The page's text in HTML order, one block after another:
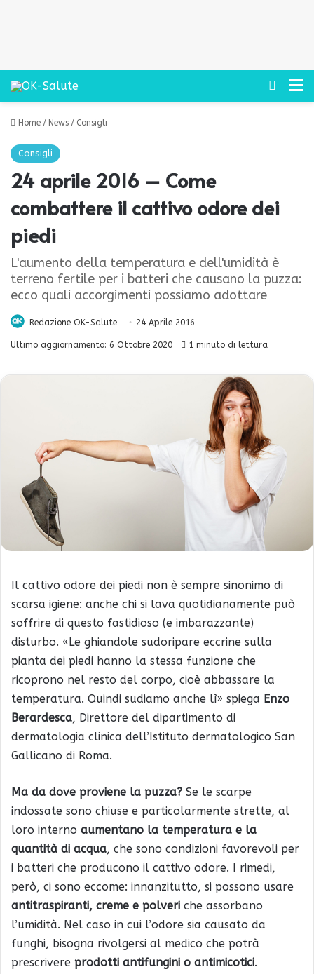
Cerca
Home / News / Consigli
Consigli
24 aprile 2016 – Come
combattere il cattivo odore dei
piedi
L'aumento della temperatura e dell'umidità è
terreno fertile per i batteri che causano la puzza:
ecco quali accorgimenti possiamo adottare
Redazione OK-Salute 24 Aprile 2016
Ultimo aggiornamento: 6 Ottobre 2020 1 minuto di lettura
Il cattivo odore dei piedi non è sempre sinonimo di
scarsa igiene: anche chi si lava quotidianamente può
soffrire di questo fastidioso (e imbarazzante)
disturbo. «Le ghiandole sudoripare eccrine sulla
pianta dei piedi hanno la stessa funzione che
ricoprono nel resto del corpo, cioè abbassare la
temperatura. Quindi sudiamo anche lì» spiega Enzo
Berardesca, Direttore del dipartimento di
dermatologia clinica dell’Istituto dermatologico San
Gallicano di Roma.
Ma da dove proviene la puzza? Se le scarpe
indossate sono chiuse e particolarmente strette, al
loro interno aumentano la temperatura e la
quantità di acqua, che sono condizioni favorevoli per
i batteri che producono il cattivo odore. I rimedi,
però, ci sono eccome: innanzitutto, si possono usare
antitraspiranti, creme e polveri che assorbano
l’umidità. Nel caso in cui l’odore sia causato da
funghi, bisogna rivolgersi al medico che potrà
prescrivere prodotti antifungini o antimicotici.